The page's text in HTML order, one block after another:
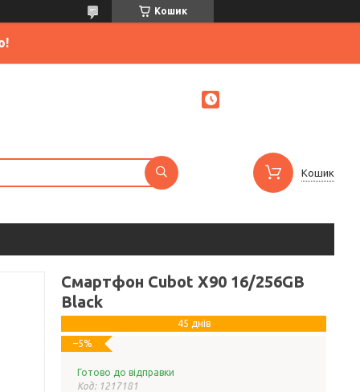
Кошик
Кошик
Смартфон Cubot X90 16/256GB
Black
45 днів
–5%
Готово до відправки
Код: 1217181